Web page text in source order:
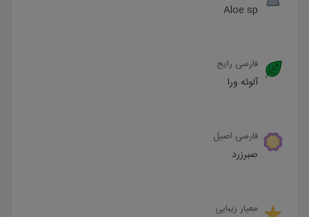
Aloe sp
فارسی رایج
آلوئه ورا
فارسی اصیل
صبرزرد
معیار زیبایی